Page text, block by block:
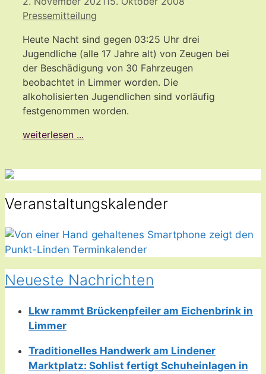
Pressemitteilung
Heute Nacht sind gegen 03:25 Uhr drei
Jugendliche (alle 17 Jahre alt) von Zeugen bei
der Beschädigung von 30 Fahrzeugen
beobachtet in Limmer worden. Die
alkoholisierten Jugendlichen sind vorläufig
festgenommen worden.
weiterlesen ...
Veranstaltungskalender
Neueste Nachrichten
Lkw rammt Brückenpfeiler am Eichenbrink in
Limmer
Traditionelles Handwerk am Lindener
Marktplatz: Sohlist fertigt Schuheinlagen in